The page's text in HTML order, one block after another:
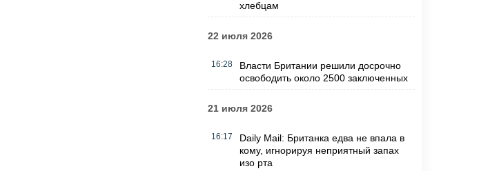
хлебцам
22 июля 2026
16:28
Власти Британии решили досрочно
освободить около 2500 заключенных
21 июля 2026
16:17
Daily Mail: Британка едва не впала в
кому, игнорируя неприятный запах
изо рта